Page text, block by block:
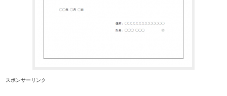
スポンサーリンク